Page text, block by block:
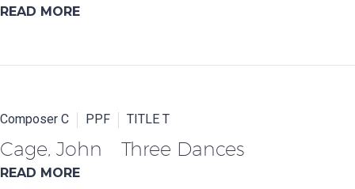
READ MORE
Composer C PPF TITLE T
Cage, John Three Dances
READ MORE